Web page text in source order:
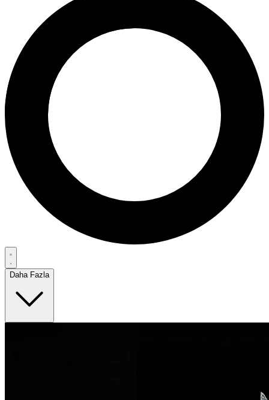
Daha Fazla